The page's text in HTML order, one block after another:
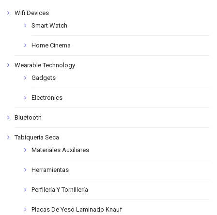
Wifi Devices
Smart Watch
Home Cinema
Wearable Technology
Gadgets
Electronics
Bluetooth
Tabiquería Seca
Materiales Auxiliares
Herramientas
Perfilería Y Tornillería
Placas De Yeso Laminado Knauf